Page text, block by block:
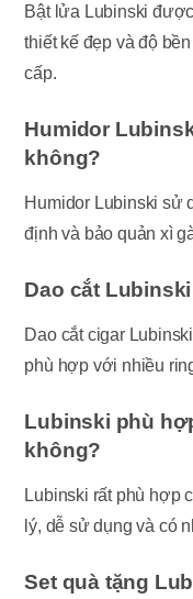
Bật lửa Lubinski
thiết kế đẹp và độ
cấp.
Humidor
không?
Humidor Lubinski sử
định và bảo quản xì
Dao cắt
Dao cắt cigar
phù hợp với nhiều
Lubinski phù
không?
Lubinski rất phù hợp
lý, dễ sử dụng và có
Set quà tặng